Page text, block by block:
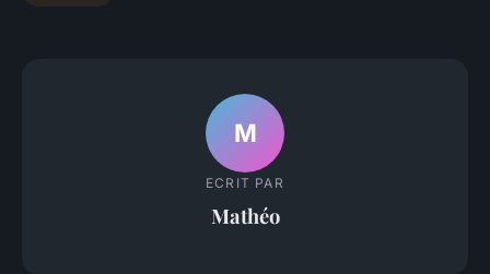
M
ECRIT PAR
Mathéo